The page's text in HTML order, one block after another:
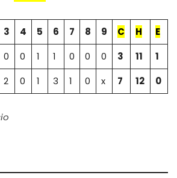
3 4 5 6 7 8 9 C H
E
0 0 1 1 0 0 0 3 11
1
2 0 1 3 1 0 x 7 12 0